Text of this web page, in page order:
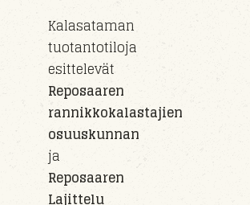
Kalasataman
tuotantotiloja
esittelevät
Reposaaren
rannikkokalastajien
osuuskunnan
ja
Reposaaren
Lajittelu